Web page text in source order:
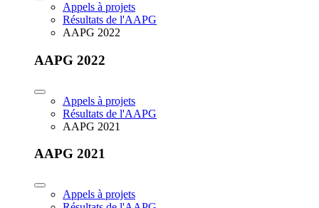
Appels à projets
Résultats de l'AAPG
AAPG 2022
AAPG 2022
Appels à projets
Résultats de l'AAPG
AAPG 2021
AAPG 2021
Appels à projets